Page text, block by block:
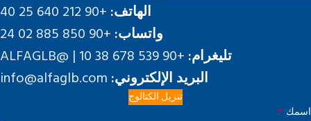
الهاتف: +90 212 640 25 40
واتساب: +90 850 885 02 24
تليغرام: +90 539 678 38 10 | @ALFAGLB
البريد الإلكتروني: info@alfaglb.com
تنزيل الكتالوج
اسمك